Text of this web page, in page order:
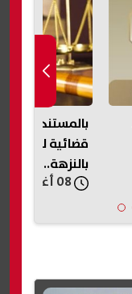
قضائية
بالنزهة..